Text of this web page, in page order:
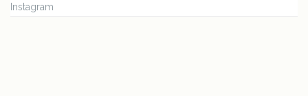
Instagram